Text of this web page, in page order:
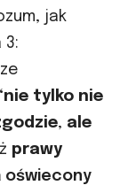
jak
3:
nie tylko nie
, ale
prawy
oświecony